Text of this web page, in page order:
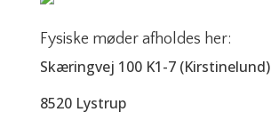
Fysiske møder afholdes her:
Skæringvej 100 K1-7 (Kirstinelund)
8520 Lystrup